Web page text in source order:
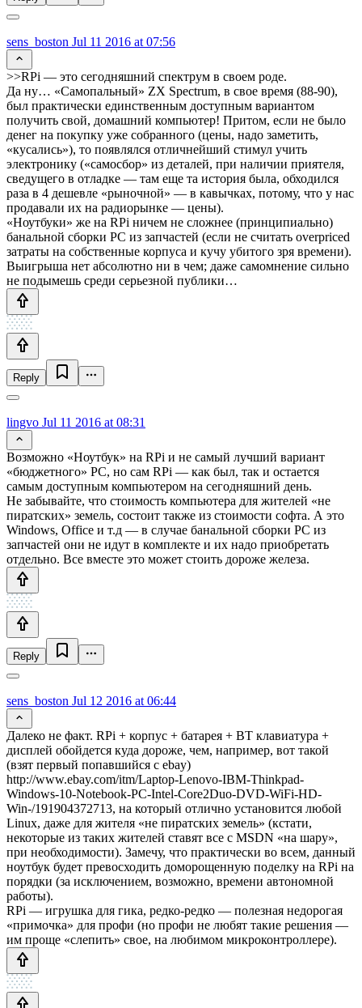
sens_boston Jul 11 2016 at 07:56
>>RPi — это сегодняшний спектрум в своем роде.
Да ну… «Самопальный» ZX Spectrum, в свое время (88-90),
был практически единственным доступным вариантом
получить свой, домашний компьютер! Притом, если не было
денег на покупку уже собранного (цены, надо заметить,
«кусались»), то появлялся отличнейший стимул учить
электронику («самосбор» из деталей, при наличии приятеля,
сведущего в отладке — там еще та история была, обходился
раза в 4 дешевле «рыночной» — в кавычках, потому, что у нас
продавали их на радиорынке — цены).
«Ноутбуки» же на RPi ничем не сложнее (принципиально)
банальной сборки PC из запчастей (если не считать overpriced
затраты на собственные корпуса и кучу убитого зря времени).
Выигрыша нет абсолютно ни в чем; даже самомнение сильно
не подымешь среди серьезной публики…
Reply
lingvo Jul 11 2016 at 08:31
Возможно «Ноутбук» на RPi и не самый лучший вариант
«бюджетного» PC, но сам RPi — как был, так и остается
самым доступным компьютером на сегодняшний день.
Не забывайте, что стоимость компьютера для жителей «не
пиратских» земель, состоит также из стоимости софта. А это
Windows, Office и т.д — в случае банальной сборки PC из
запчастей они не идут в комплекте и их надо приобретать
отдельно. Все вместе это может стоить дороже железа.
Reply
sens_boston Jul 12 2016 at 06:44
Далеко не факт. RPi + корпус + батарея + BT клавиатура +
дисплей обойдется куда дороже, чем, например, вот такой
(взят первый попавшийся с ebay)
http://www.ebay.com/itm/Laptop-Lenovo-IBM-Thinkpad-
Windows-10-Notebook-PC-Intel-Core2Duo-DVD-WiFi-HD-
Win-/191904372713, на который отлично установится любой
Linux, даже для жителя «не пиратских земель» (кстати,
некоторые из таких жителей ставят все с MSDN «на шару»,
при необходимости). Замечу, что практически во всем, данный
ноутбук будет превосходить доморощенную поделку на RPi на
порядки (за исключением, возможно, времени автономной
работы).
RPi — игрушка для гика, редко-редко — полезная недорогая
«примочка» для профи (но профи не любят такие решения —
им проще «слепить» свое, на любимом микроконтроллере).